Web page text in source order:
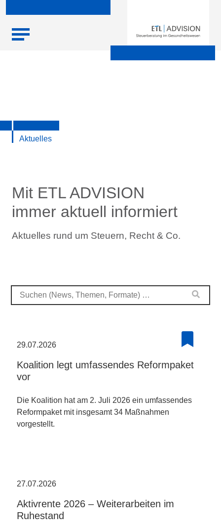
Skip
content
Finanzen
Aktuelles
Mit ETL ADVISION
immer aktuell informiert
Aktuelles rund um Steuern, Recht & Co.
29.07.2026
Koalition legt umfassendes Reformpaket
vor
Die Koalition hat am 2. Juli 2026 ein umfassendes
Reformpaket mit insgesamt 34 Maßnahmen
vorgestellt.
27.07.2026
Aktivrente 2026 – Weiterarbeiten im
Ruhestand